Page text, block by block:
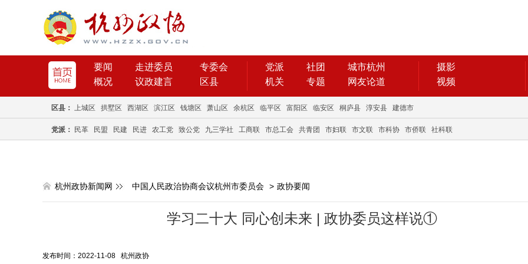
要闻 走进委员
专委会
概况
议政建言 区县
党派 社团
城市杭州
机关
专题 网友论道
摄影
视频
区县： 上城区 拱墅区 西湖区 滨江区 钱塘区 萧山区 余杭区 临平区 富阳区 临安区 桐庐县 淳安县 建德市
党派： 民革 民盟 民建 民进 农工党 致公党 九三学社 工商联 市总工会 共青团 市妇联 市文联 市科协 市侨联 社科联
杭州政协新闻网 中国人民政治协商会议杭州市委员会 > 政协要闻
学习二十大 同心创未来 | 政协委员这样说①
发布时间：2022-11-08 杭州政协